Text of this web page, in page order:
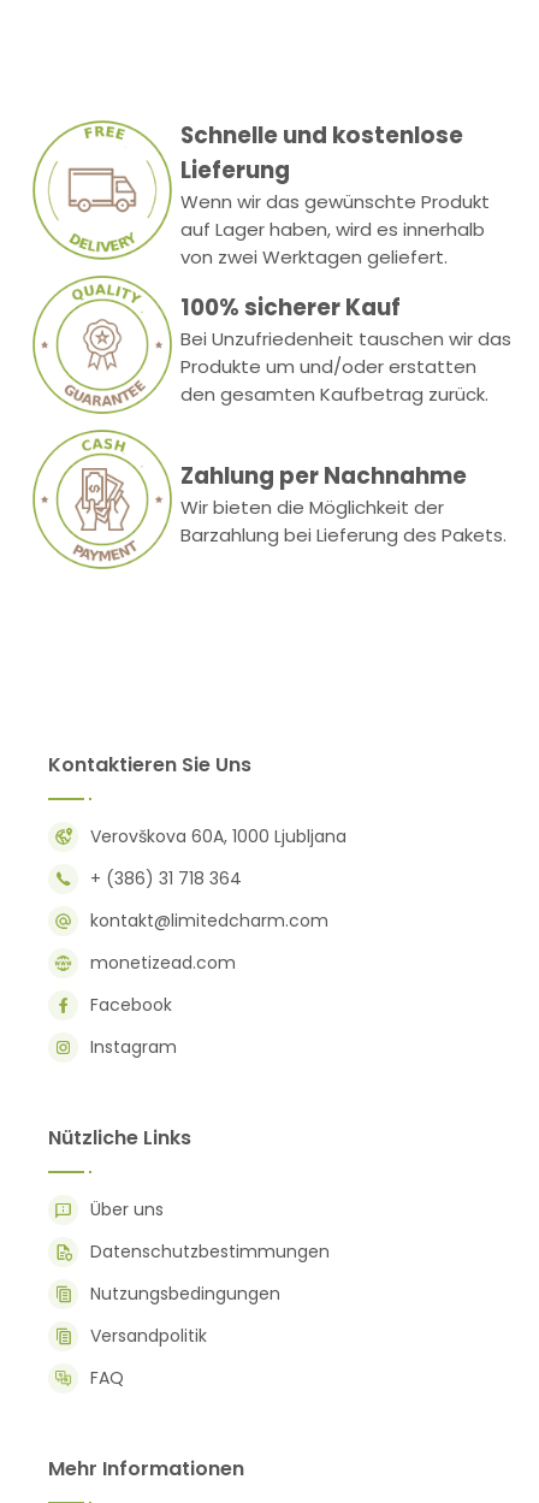
Schnelle und kostenlose
Lieferung
Wenn wir das gewünschte Produkt
auf Lager haben, wird es innerhalb
von zwei Werktagen geliefert.
100% sicherer Kauf
Bei Unzufriedenheit tauschen wir das
Produkte um und/oder erstatten
den gesamten Kaufbetrag zurück.
Zahlung per Nachnahme
Wir bieten die Möglichkeit der
Barzahlung bei Lieferung des Pakets.
Kontaktieren Sie Uns
Verovškova 60A, 1000 Ljubljana
+ (386) 31 718 364
kontakt@limitedcharm.com
monetizead.com
Facebook
Instagram
Nützliche Links
Über uns
Datenschutzbestimmungen
Nutzungsbedingungen
Versandpolitik
FAQ
Mehr Informationen